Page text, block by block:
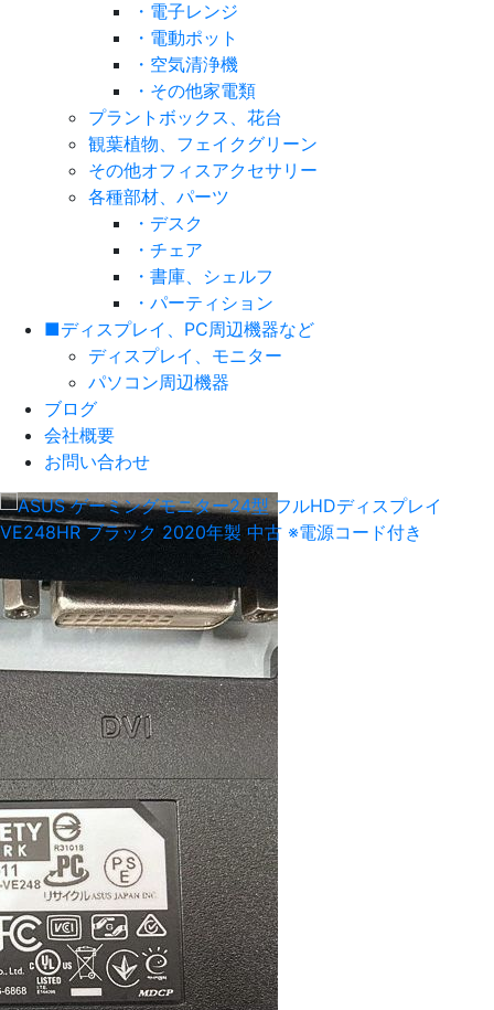
・電子レンジ
・電動ポット
・空気清浄機
・その他家電類
プラントボックス、花台
観葉植物、フェイクグリーン
その他オフィスアクセサリー
各種部材、パーツ
・デスク
・チェア
・書庫、シェルフ
・パーティション
■ディスプレイ、PC周辺機器など
ディスプレイ、モニター
パソコン周辺機器
ブログ
会社概要
お問い合わせ